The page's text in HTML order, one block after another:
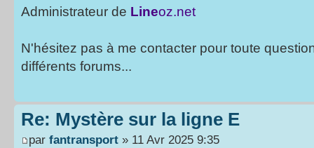
Administrateur de Lineoz.net
N'hésitez pas à me contacter pour toute
différents forums...
Re: Mystère sur la ligne E
par fantransport » 11 Avr 2025 9:35